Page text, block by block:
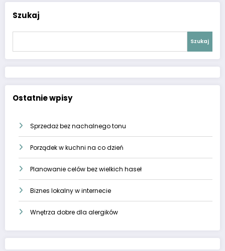
Szukaj
Szukaj
Ostatnie wpisy
Sprzedaż bez nachalnego tonu
Porządek w kuchni na co dzień
Planowanie celów bez wielkich haseł
Biznes lokalny w internecie
Wnętrza dobre dla alergików